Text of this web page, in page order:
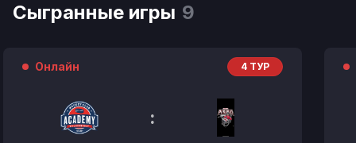
Сыгранные игры 9
Онлайн 4 ТУР
: